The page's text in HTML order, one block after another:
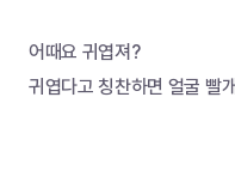
어때요 귀엽져?
귀엽다고 칭찬하면 얼굴 빨